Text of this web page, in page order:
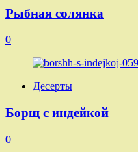
Рыбная солянка
0
Десерты
Борщ с индейкой
0